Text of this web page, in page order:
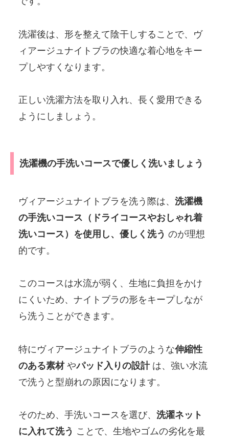
洗濯後は、形を整えて陰干しすることで、ヴ
ィアージュナイトブラの快適な着心地をキー
プしやすくなります。
正しい洗濯方法を取り入れ、長く愛用できる
ようにしましょう。
洗濯機の手洗いコースで優しく洗いましょう
ヴィアージュナイトブラを洗う際は、 洗濯機
の手洗いコース（ドライコースやおしゃれ着
洗いコース）を使用し、優しく洗う のが理想
的です。
このコースは水流が弱く、生地に負担をかけ
にくいため、ナイトブラの形をキープしなが
ら洗うことができます。
特にヴィアージュナイトブラのような伸縮性
のある素材やパッド入りの設計は、強い水流
で洗うと型崩れの原因になります。
そのため、手洗いコースを選び、 洗濯ネット
に入れて洗う ことで、生地やゴムの劣化を最